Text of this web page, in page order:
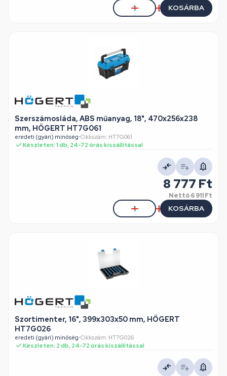
KOSÁRBA
Szerszámosláda, ABS műanyag, 18", 470x256x238
mm, HÖGERT HT7G061
eredeti (gyári) minőség•Cikkszám: HT7G061
Készleten: 1 db, 24-72 órás kiszállítással
8 777 Ft
Nettó6 911 Ft
KOSÁRBA
Szortimenter, 16", 399x303x50 mm, HÖGERT
HT7G026
eredeti (gyári) minőség•Cikkszám: HT7G026
Készleten: 2 db, 24-72 órás kiszállítással